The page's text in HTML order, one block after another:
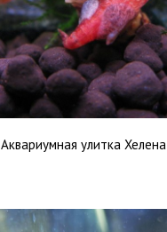
Аквариумная улитка Хелена